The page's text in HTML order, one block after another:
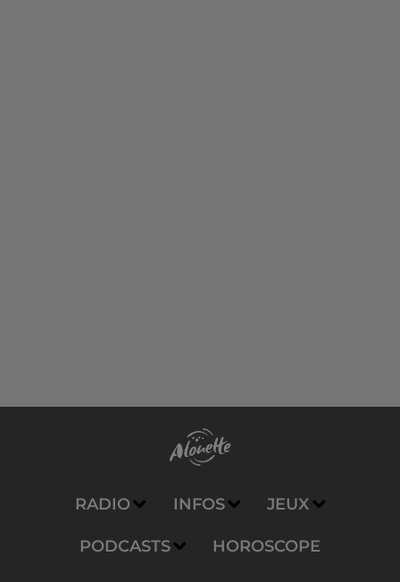
RADIO INFOS JEUX
PODCASTS HOROSCOPE